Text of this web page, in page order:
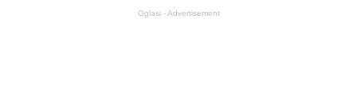
Oglasi - Advertisement